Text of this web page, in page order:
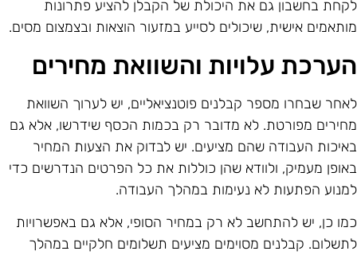
בחשבון גם את היכולת של הקבלן להציע פתרונות
אישית, שיכולים לסייע במזעור הוצאות ובצמצום מסים.
עלויות והשוואת מחירים
שבחרו מספר קבלנים פוטנציאליים, יש לערוך השוואת
מפורטת. לא מדובר רק בכמות הכסף שידרשו, אלא גם
העבודה שהם מציעים. יש לבדוק את הצעות המחיר
מעמיק, ולוודא שהן כוללות את כל הפרטים הנדרשים כדי
הפתעות לא נעימות במהלך העבודה.
כן, יש להתחשב לא רק במחיר הסופי, אלא גם באפשרויות
קבלנים מסוימים מציעים תשלומים חלקיים במהלך